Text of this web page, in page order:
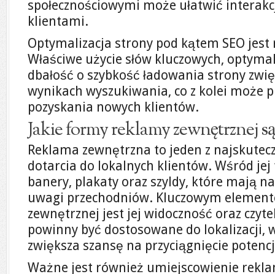
społecznościowymi może ułatwić
klientami.
Optymalizacja strony pod kątem SEO
Właściwe użycie słów kluczowych,
dbałość o szybkość ładowania strony
wynikach wyszukiwania, co z kolei może
pozyskania nowych klientów.
Jakie formy reklamy zewnętrznej
Reklama zewnętrzna to jeden z
dotarcia do lokalnych klientów. Wśród
banery, plakaty oraz szyldy, które mają
uwagi przechodniów. Kluczowym
zewnętrznej jest jej widoczność oraz
powinny być dostosowane do lokalizacji,
zwiększa szansę na przyciągnięcie
Ważne jest również umiejscowienie